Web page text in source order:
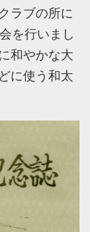
ラブの所に
を行いまし
和やかな大
に使う和太